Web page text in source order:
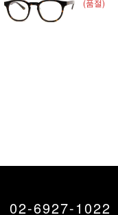
(품절)
02-6927-1022